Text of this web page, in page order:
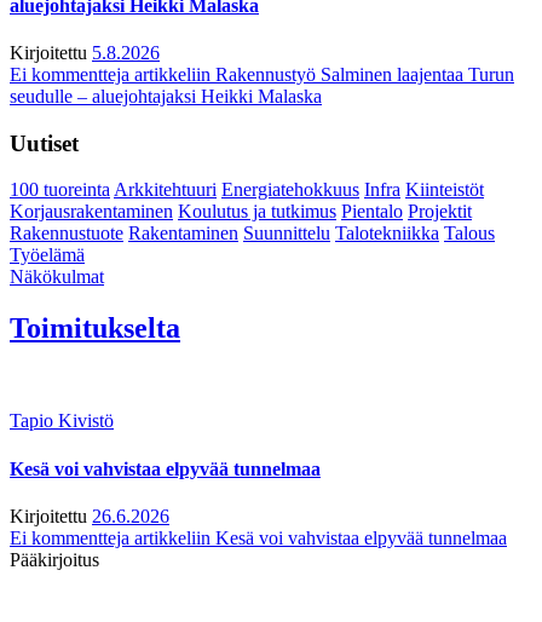
aluejohtajaksi Heikki Malaska
Kirjoitettu 5.8.2026
Ei kommentteja artikkeliin Rakennustyö Salminen laajentaa Turun
seudulle – aluejohtajaksi Heikki Malaska
Uutiset
100 tuoreintaArkkitehtuuri Energiatehokkuus Infra Kiinteistöt
Korjausrakentaminen Koulutus ja tutkimus Pientalo Projektit
Rakennustuote Rakentaminen Suunnittelu Talotekniikka Talous
Työelämä
Näkökulmat
Toimitukselta
Tapio Kivistö
Kesä voi vahvistaa elpyvää tunnelmaa
Kirjoitettu 26.6.2026
Ei kommentteja artikkeliin Kesä voi vahvistaa elpyvää tunnelmaa
Pääkirjoitus